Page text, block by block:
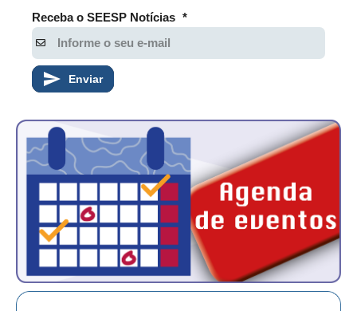
MANUAL DE REDAÇÃO
RELEASES
CADASTRO
ASSOCIE-SE
ATUALIZAÇÃO CADASTRAL
NÚCLEO JOVEM
Receba o SEESP Notícias *
Enviar